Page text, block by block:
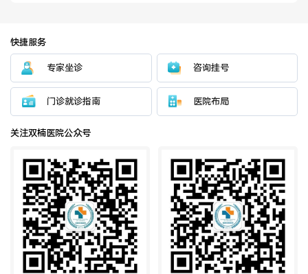
快捷服务
专家坐诊 咨询挂号
门诊就诊指南 医院布局
关注双楠医院公众号